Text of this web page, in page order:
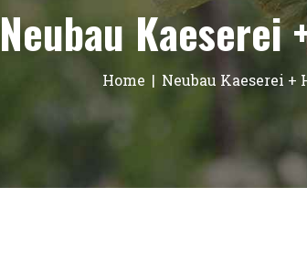
Neubau Kaeserei
Home Neubau Kaeserei +